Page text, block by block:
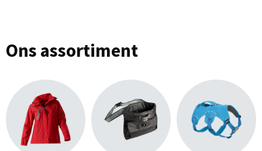
Ons assortiment